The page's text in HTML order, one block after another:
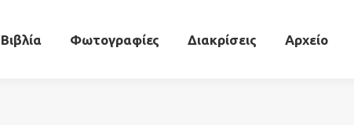
Βιβλία Φωτογραφίες Διακρίσεις Αρχείο